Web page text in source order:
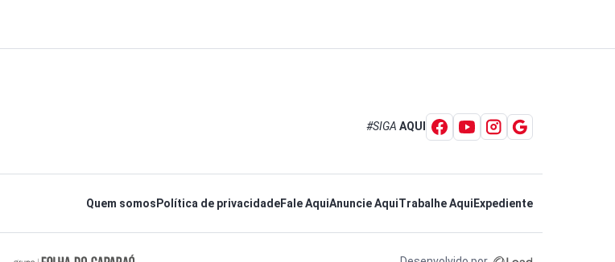
#SIGA AQUI
Quem somos Política de privacidadeFale AquiAnuncie AquiTrabalhe Aqui Expediente